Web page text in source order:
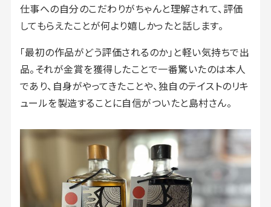
仕事への自分のこだわりがちゃんと理解されて、評価
してもらえたことが何より嬉しかったと話します。
「最初の作品がどう評価されるのか」と軽い気持ちで出
品。それが金賞を獲得したことで一番驚いたのは本人
であり、自身がやってきたことや、独自のテイストのリキ
ュールを製造することに自信がついたと島村さん。